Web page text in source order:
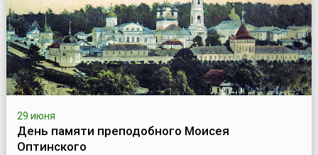
29 июня
День памяти преподобного Моисея
Оптинского